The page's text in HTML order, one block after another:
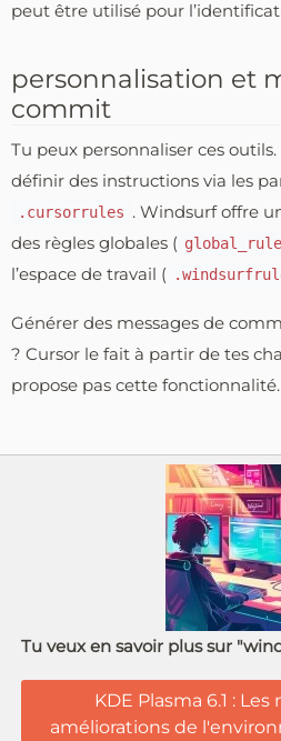
peut être utilisé pour
personnalisation et
commit
Tu peux personnaliser ces
définir des instructions via les
.cursorrules . Windsurf offre
des règles globales (
l’espace de travail (
Générer des messages de
? Cursor le fait à partir de tes
propose pas cette fonctionnalité.
Tu veux en savoir plus sur
KDE Plasma 6.1 :
améliorations de